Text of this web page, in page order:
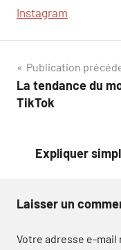
Instagram
Navigation
de
Publication
La tendance du
TikTok
Expliquer
Laisser un
Votre adresse e-mail